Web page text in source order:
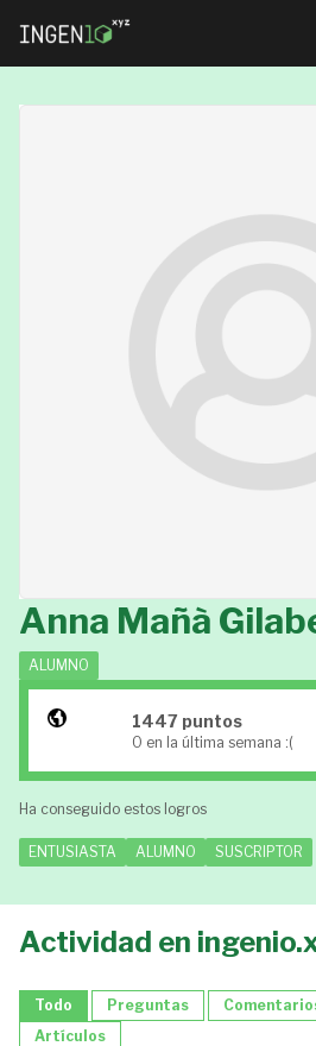
Anna Mañà
ALUMNO
1447 puntos
0 en la última semana :(
Ha conseguido estos logros
ENTUSIASTA ALUMNO SUSCRIPTOR
Actividad en
Todo Preguntas
Artículos